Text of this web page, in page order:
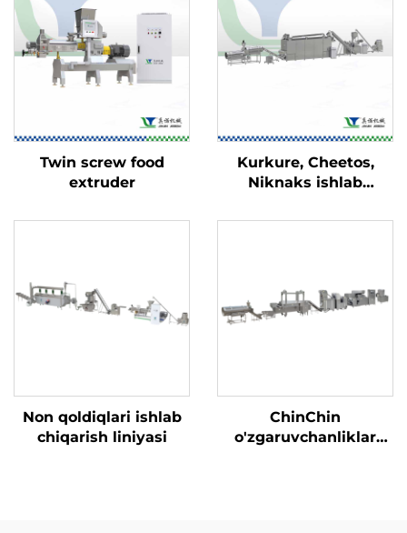
Twin screw food
extruder
Kurkure, Cheetos,
Niknaks ishlab
Non qoldiqlari ishlab
chiqarish liniyasi
ChinChin
o'zgaruvchanliklar